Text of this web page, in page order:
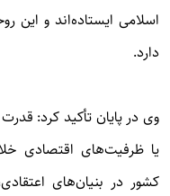
اسلامی ایستاده‌اند و این
دارد.
وی در پایان تأکید کرد:
یا ظرفیت‌های اقتصادی
کشور در بنیان‌های